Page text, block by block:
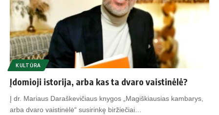
KULTŪRA
Įdomioji istorija, arba kas ta dvaro vaistinėlė?
Į dr. Mariaus Daraškevičiaus knygos „Magiškiausias kambarys,
arba dvaro vaistinėlė“ susirinkę biržiečiai…